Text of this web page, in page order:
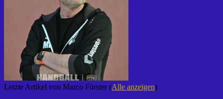
Letzte Artikel von Marco Förster(Alle anzeigen)